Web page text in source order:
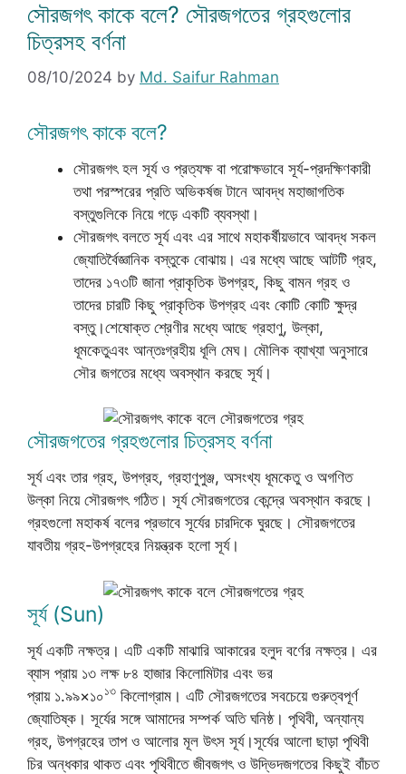
সৌরজগৎ কাকে বলে? সৌরজগতের গ্রহগুলোর
চিত্রসহ বর্ণনা
08/10/2024 by Md. Saifur Rahman
সৌরজগৎ কাকে বলে?
সৌরজগৎ হল সূর্য ও প্রত্যক্ষ বা পরোক্ষভাবে সূর্য-প্রদক্ষিণকারী
তথা পরস্পরের প্রতি অভিকর্ষজ টানে আবদ্ধ মহাজাগতিক
বস্তুগুলিকে নিয়ে গড়ে একটি ব্যবস্থা।
সৌরজগৎ বলতে সূর্য এবং এর সাথে মহাকর্ষীয়ভাবে আবদ্ধ সকল
জ্যোতির্বৈজ্ঞানিক বস্তুকে বোঝায়। এর মধ্যে আছে আটটি গ্রহ,
তাদের ১৭৩টি জানা প্রাকৃতিক উপগ্রহ, কিছু বামন গ্রহ ও
তাদের চারটি কিছু প্রাকৃতিক উপগ্রহ এবং কোটি কোটি ক্ষুদ্র
বস্তু।শেষোক্ত শ্রেণীর মধ্যে আছে গ্রহাণু, উল্কা,
ধূমকেতুএবং আন্তঃগ্রহীয় ধূলি মেঘ। মৌলিক ব্যাখ্যা অনুসারে
সৌর জগতের মধ্যে অবস্থান করছে সূর্য।
সৌরজগতের গ্রহগুলোর চিত্রসহ বর্ণনা
সূর্য এবং তার গ্রহ, উপগ্রহ, গ্রহাণুপুঞ্জ, অসংখ্য ধূমকেতু ও অগণিত
উল্কা নিয়ে সৌরজগৎ গঠিত। সূর্য সৌরজগতের কেন্দ্রে অবস্থান করছে।
গ্রহগুলো মহাকর্ষ বলের প্রভাবে সূর্যের চারদিকে ঘুরছে। সৌরজগতের
যাবতীয় গ্রহ-উপগ্রহের নিয়ন্ত্রক হলো সূর্য।
সূর্য (Sun)
সূর্য একটি নক্ষত্র। এটি একটি মাঝারি আকারের হলুদ বর্ণের নক্ষত্র। এর
ব্যাস প্রায় ১৩ লক্ষ ৮৪ হাজার কিলোমিটার এবং ভর
প্রায় ১.৯৯×১০ ১৩ কিলোগ্রাম। এটি সৌরজগতের সবচেয়ে গুরুত্বপূর্ণ
জ্যোতিষ্ক। সূর্যের সঙ্গে আমাদের সম্পর্ক অতি ঘনিষ্ঠ। পৃথিবী, অন্যান্য
গ্রহ, উপগ্রহের তাপ ও আলোর মূল উৎস সূর্য।সূর্যের আলো ছাড়া পৃথিবী
চির অন্ধকার থাকত এবং পৃথিবীতে জীবজগৎ ও উদ্ভিদজগতের কিছুই বাঁচত